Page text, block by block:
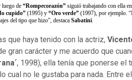
luego de “Rompecorazón” siguió trabajando con ella
cupido” (1995) y “Oro verde” (1997), por ejemplo.
del tipo que hizo”, destaca Sabatini.
que haya tenido con la actriz,
gran carácter y me acuerdo que
, 1998), ella tenía que ponerse el
cual no le gustaba para nada. Entre el